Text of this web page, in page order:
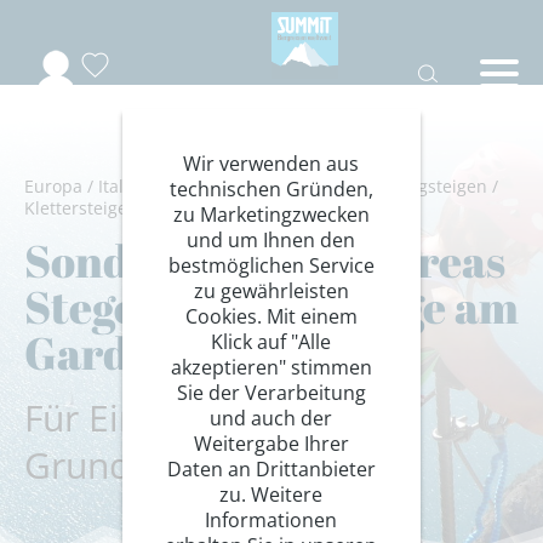
Europa / Italien Trentino/Gardaseeberge Bergsteigen /
Klettersteige
Sondergruppe Andreas
Steger: Klettersteige am
Gardasee
Für Einsteiger mit
Grundkenntnissen
Wir verwenden aus
technischen Gründen,
zu Marketingzwecken
und um Ihnen den
bestmöglichen Service
zu gewährleisten
Cookies. Mit einem
Klick auf "Alle
akzeptieren" stimmen
Sie der Verarbeitung
und auch der
Weitergabe Ihrer
Daten an Drittanbieter
zu. Weitere
Informationen